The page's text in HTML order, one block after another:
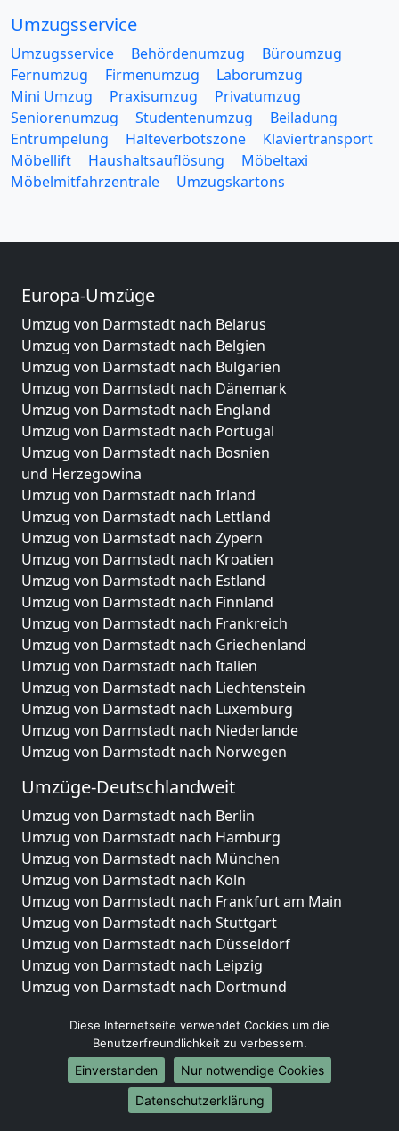
Umzugsservice
Umzugsservice Behördenumzug
Büroumzug
Fernumzug
Firmenumzug
Laborumzug
Mini Umzug
Praxisumzug
Privatumzug
Seniorenumzug
Studentenumzug
Beiladung
Entrümpelung
Halteverbotszone
Klaviertransport
Möbellift
Haushaltsauflösung
Möbeltaxi
Möbelmitfahrzentrale
Umzugskartons
Europa-Umzüge
Umzug von Darmstadt nach Belarus
Umzug von Darmstadt nach Belgien
Umzug von Darmstadt nach Bulgarien
Umzug von Darmstadt nach Dänemark
Umzug von Darmstadt nach England
Umzug von Darmstadt nach Portugal
Umzug von Darmstadt nach Bosnien
und Herzegowina
Umzug von Darmstadt nach Irland
Umzug von Darmstadt nach Lettland
Umzug von Darmstadt nach Zypern
Umzug von Darmstadt nach Kroatien
Umzug von Darmstadt nach Estland
Umzug von Darmstadt nach Finnland
Umzug von Darmstadt nach Frankreich
Umzug von Darmstadt nach Griechenland
Umzug von Darmstadt nach Italien
Umzug von Darmstadt nach Liechtenstein
Umzug von Darmstadt nach Luxemburg
Umzug von Darmstadt nach Niederlande
Umzug von Darmstadt nach Norwegen
Umzüge-Deutschlandweit
Umzug von Darmstadt nach Berlin
Umzug von Darmstadt nach Hamburg
Umzug von Darmstadt nach München
Umzug von Darmstadt nach Köln
Umzug von Darmstadt nach Frankfurt am Main
Umzug von Darmstadt nach Stuttgart
Umzug von Darmstadt nach Düsseldorf
Umzug von Darmstadt nach Leipzig
Umzug von Darmstadt nach Dortmund
Umzug von Darmstadt nach Bremen
Umzug von Darmstadt nach Dresden
Umzug von Darmstadt nach Hannover
Umzug von Darmstadt nach Nürnberg
Umzug von Darmstadt nach Duisburg
Diese Internetseite verwendet Cookies um die
Benutzerfreundlichkeit zu verbessern.
Einverstanden
Nur notwendige Cookies
Datenschutzerklärung